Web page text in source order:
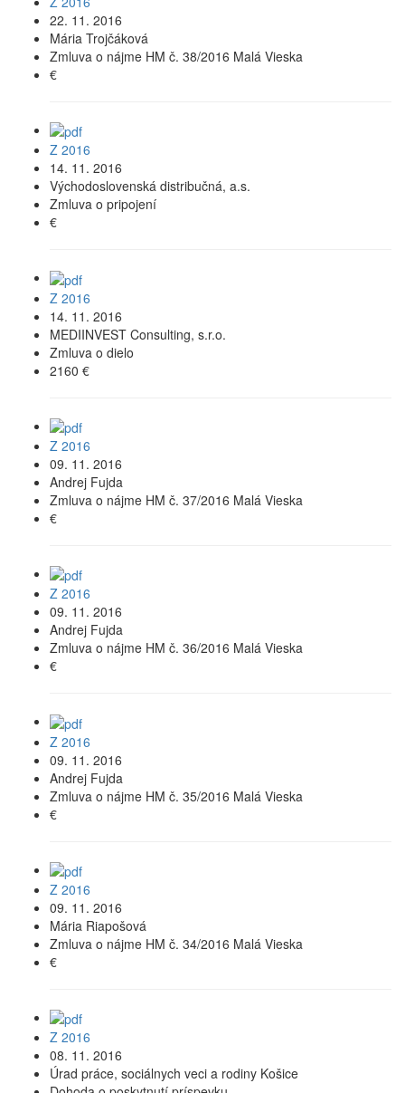
22. 11. 2016
Mária Trojčáková
Zmluva o nájme HM č. 38/2016 Malá Vieska
€
Z 2016
14. 11. 2016
Východoslovenská distribučná, a.s.
Zmluva o pripojení
€
Z 2016
14. 11. 2016
MEDIINVEST Consulting, s.r.o.
Zmluva o dielo
2160 €
Z 2016
09. 11. 2016
Andrej Fujda
Zmluva o nájme HM č. 37/2016 Malá Vieska
€
Z 2016
09. 11. 2016
Andrej Fujda
Zmluva o nájme HM č. 36/2016 Malá Vieska
€
Z 2016
09. 11. 2016
Andrej Fujda
Zmluva o nájme HM č. 35/2016 Malá Vieska
€
Z 2016
09. 11. 2016
Mária Riapošová
Zmluva o nájme HM č. 34/2016 Malá Vieska
€
Z 2016
08. 11. 2016
Úrad práce, sociálnych veci a rodiny Košice